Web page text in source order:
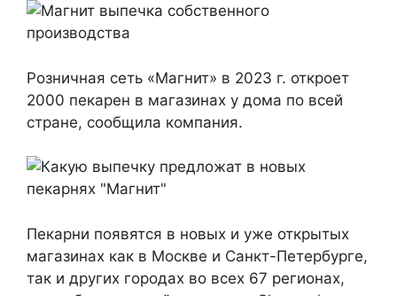
Розничная сеть «Магнит» в 2023 г. откроет
2000 пекарен в магазинах у дома по всей
стране, сообщила компания.
Пекарни появятся в новых и уже открытых
магазинах как в Москве и Санкт-Петербурге,
так и других городах во всех 67 регионах,